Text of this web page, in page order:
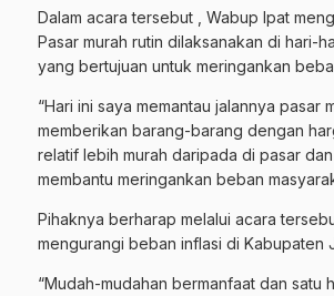
Dalam acara tersebut , Wabup Ipat
Pasar murah rutin dilaksanakan di hari-
yang bertujuan untuk meringankan
“Hari ini saya memantau jalannya pasar
memberikan barang-barang dengan
relatif lebih murah daripada di pasar
membantu meringankan beban
Pihaknya berharap melalui acara
mengurangi beban inflasi di Kabupaten
“Mudah-mudahan bermanfaat dan satu